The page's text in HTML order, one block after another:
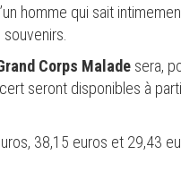
homme qui sait
Corps Malade sera,
seront disponibles à
38,15 euros et 29,43